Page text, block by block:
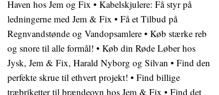
Haven hos Jem og Fix • Kabelskjulere: Få styr på
ledningerne med Jem & Fix • Få et Tilbud på
Regnvandstønde og Vandopsamlere • Køb stærke reb
og snore til alle formål! • Køb din Røde Løber hos
Jysk, Jem & Fix, Harald Nyborg og Silvan • Find den
perfekte skrue til ethvert projekt! • Find billige
træbriketter til brændeovn hos Jem & Fix • Find det